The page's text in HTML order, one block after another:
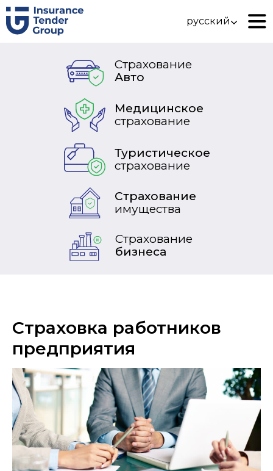
русский
Страхование
Авто
Туристическое
страхование
Страхование
бизнеса
Медицинское
страхование
Страхование
имущества
Страховка работников
предприятия